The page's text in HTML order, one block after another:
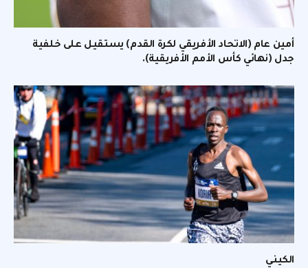
أمين عام (الاتحاد الأفريقي لكرة القدم) يستقيل على خلفية
جدل (نهائي كأس الأمم الأفريقية).
الكيني